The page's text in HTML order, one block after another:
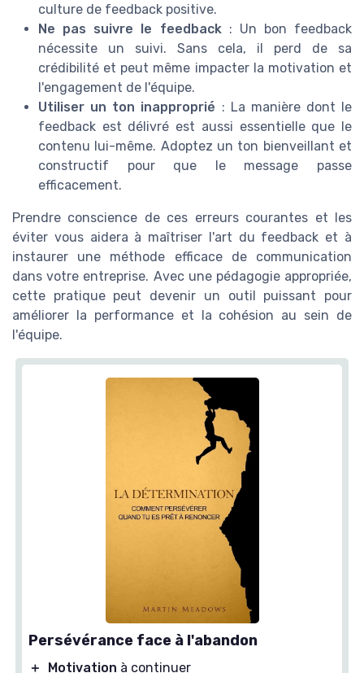
culture de feedback positive.
Ne pas suivre le feedback: Un bon feedback
nécessite un suivi. Sans cela, il perd de sa
crédibilité et peut même impacter la motivation et
l'engagement de l'équipe.
Utiliser un ton inapproprié : La manière dont le
feedback est délivré est aussi essentielle que le
contenu lui-même. Adoptez un ton bienveillant et
constructif pour que le message passe
efficacement.
Prendre conscience de ces erreurs courantes et les
éviter vous aidera à maîtriser l'art du feedback et à
instaurer une méthode efficace de communication
dans votre entreprise. Avec une pédagogie appropriée,
cette pratique peut devenir un outil puissant pour
améliorer la performance et la cohésion au sein de
l'équipe.
Persévérance face à l'abandon
＋ Motivation à continuer